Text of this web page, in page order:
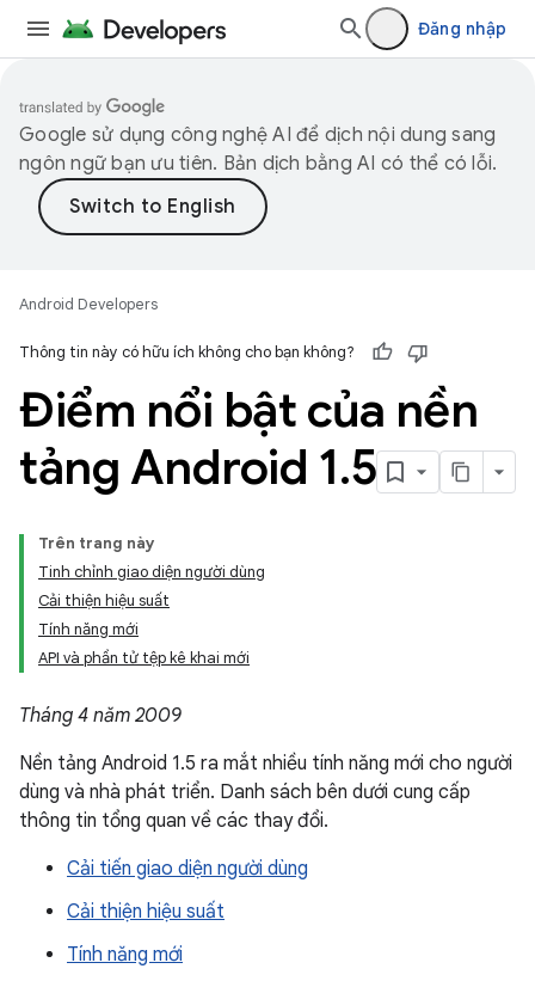
Đăng nhập
Google sử dụng công nghệ AI để dịch nội dung sang
ngôn ngữ bạn ưu tiên. Bản dịch bằng AI có thể có lỗi.
Android Developers
Thông tin này có hữu ích không cho bạn không?
Điểm nổi bật của nền
tảng Android 1.5
Trên trang này
Tinh chỉnh giao diện người dùng
Cải thiện hiệu suất
Tính năng mới
API và phần tử tệp kê khai mới
Tháng 4 năm 2009
Nền tảng Android 1.5 ra mắt nhiều tính năng mới cho người
dùng và nhà phát triển. Danh sách bên dưới cung cấp
thông tin tổng quan về các thay đổi.
Cải tiến giao diện người dùng
Cải thiện hiệu suất
Tính năng mới